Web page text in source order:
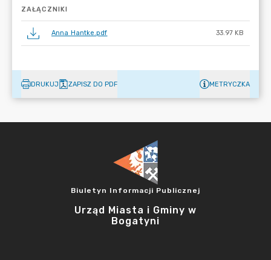
ZAŁĄCZNIKI
Anna Hantke.pdf 33.97 KB
DRUKUJ ZAPISZ DO PDF METRYCZKA
Biuletyn Informacji Publicznej
Urząd Miasta i Gminy w
Bogatyni